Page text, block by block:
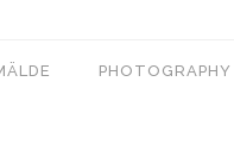
PHOTOGRAPHY